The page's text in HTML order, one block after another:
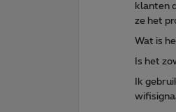
klanten
ze het
Wat is
Is het
Ik